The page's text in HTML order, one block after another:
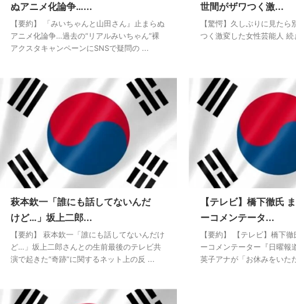
ぬアニメ化論争…...
【要約】 「みいちゃんと山田さん』止まらぬ
アニメ化論争…過去の“リアルみいちゃん”裸
アクスタキャンペーンにSNSで疑問の ...
世間がザワつく激...
【驚愕】久しぶりに見た
つく激変した女性芸能人 続
萩本欽一「誰にも話してないんだ
けど…」坂上二郎...
【要約】 萩本欽一「誰にも話してないんだけ
ど…」坂上二郎さんとの生前最後のテレビ共
演で起きた“奇跡”に関するネット上の反 ...
【テレビ】橋下徹氏
ーコメンテータ...
【要約】 【テレビ】橋下
ーコメンテーター『日曜報
英子アナが「お休みをいた